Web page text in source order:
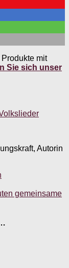
mit
Sie sich unser
Autorin
gemeinsame